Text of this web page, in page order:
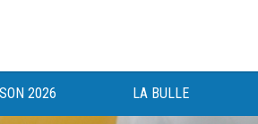
2026 LA BULLE